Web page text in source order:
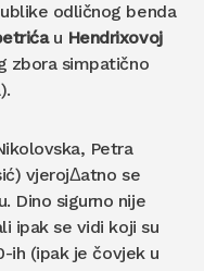
odličnog benda
u Hendrixovoj
zbora simpatično
Petra
vjerojΔatno se
Dino sigurno nije
ipak se vidi koji su
ih (ipak je čovjek u